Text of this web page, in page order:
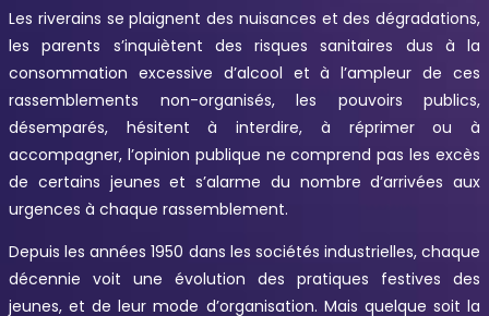
Les riverains se plaignent des nuisances et des dégradations,
les parents s’inquiètent des risques sanitaires dus à la
consommation excessive d’alcool et à l’ampleur de ces
rassemblements non-organisés, les pouvoirs publics,
désemparés, hésitent à interdire, à réprimer ou à
accompagner, l’opinion publique ne comprend pas les excès
de certains jeunes et s’alarme du nombre d’arrivées aux
urgences à chaque rassemblement.
Depuis les années 1950 dans les sociétés industrielles, chaque
décennie voit une évolution des pratiques festives des
jeunes, et de leur mode d’organisation. Mais quelque soit la